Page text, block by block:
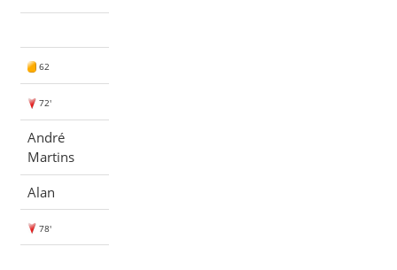
62
72'
André
Martins
Alan
78'